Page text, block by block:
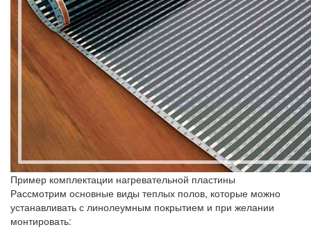
Пример комплектации нагревательной пластины
Рассмотрим основные виды теплых полов, которые можно
устанавливать с линолеумным покрытием и при желании
монтировать: